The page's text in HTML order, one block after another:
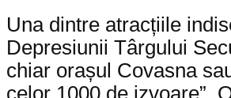
Una dintre atracțiile
Depresiunii Târgului
chiar orașul Covasna
celor 1000 de izvoare”.